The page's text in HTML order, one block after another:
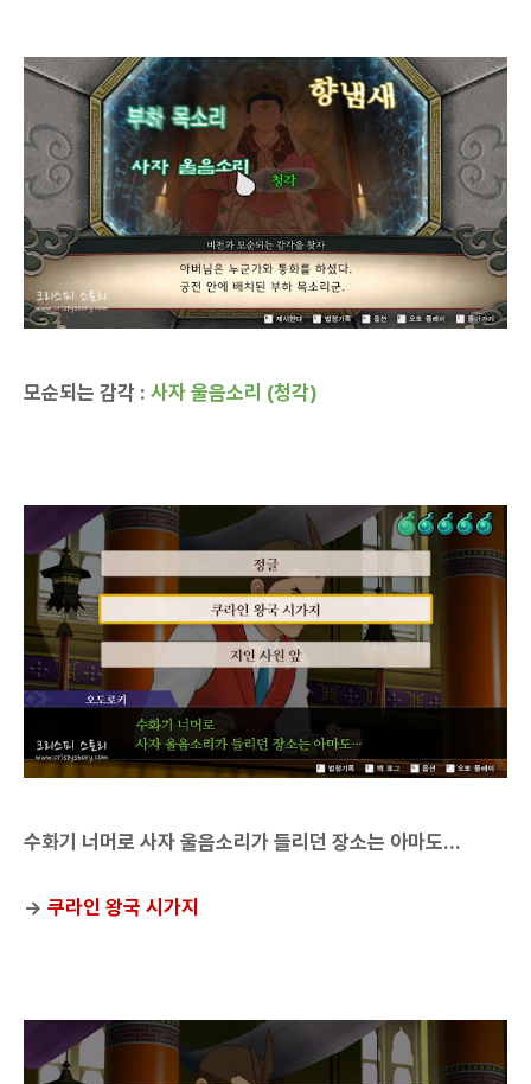
모순되는 감각 : 사자 울음소리 (청각)
수화기 너머로 사자 울음소리가 들리던 장소는 아마도...
→ 쿠라인 왕국 시가지